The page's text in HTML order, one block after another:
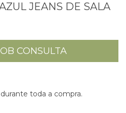
JEANS DE SALA
toda a compra.